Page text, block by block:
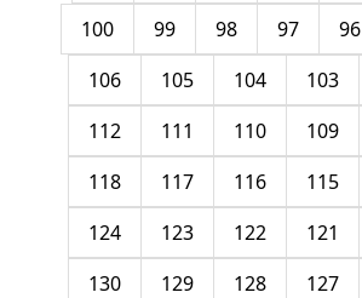
96
97
98
99
100
103
104
105
106
109
110
111
112
115
116
117
118
121
122
123
124
127
128
129
130